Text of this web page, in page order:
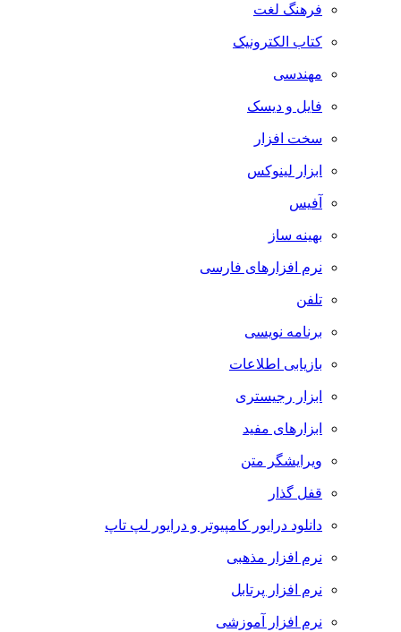
فرهنگ لغت
کتاب الکترونیک
مهندسی
فایل و دیسک
سخت افزار
ابزار لینوکس
آفیس
بهینه ساز
نرم افزارهای فارسی
تلفن
برنامه نویسی
بازیابی اطلاعات
ابزار رجیستری
ابزارهای مفید
ویرایشگر متن
قفل گذار
دانلود درایور کامپیوتر و درایور لپ تاپ
نرم افزار مذهبی
نرم افزار پرتابل
نرم افزار آموزشی